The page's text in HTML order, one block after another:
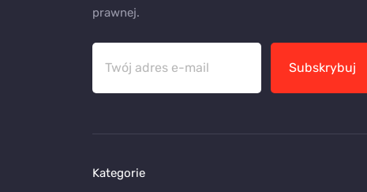
prawnej.
Subskrybuj
Kategorie